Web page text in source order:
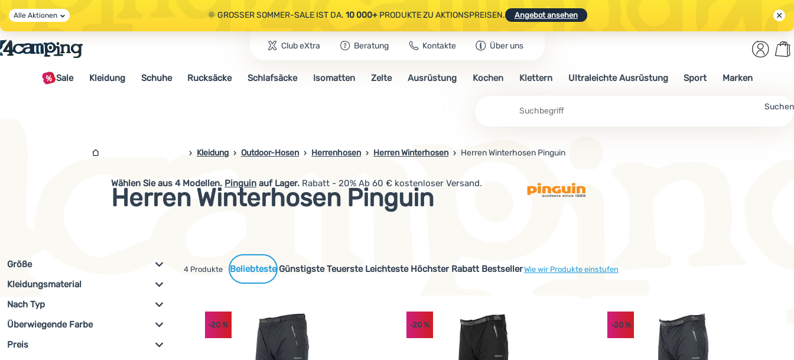
🌞 GROSSER SOMMER-SALE IST DA. 10 000+PRODUKTE ZU AKTIONSPREISEN. Angebot ansehen
🤫 - 10 % AUF AUSGEWÄHLTE CAMPING- & WANDERAUSRÜSTUNG.CODEOUT10NUTZEN.
🌞 GROSSER SOMMER-SALE IST DA.10 000+PRODUKTE ZU AKTIONSPREISEN. Angebot ansehen
Alle Aktionen
Club eXtra Beratung Kontakte Über uns
Suche Suchen
Anmelden
Sale Kleidung Schuhe Rucksäcke Schlafsäcke Isomatten Zelte Ausrüstung Kochen Klettern Ultraleichte Ausrüstung Sport Marken
4camping.at
Kleidung Outdoor-Hosen Herrenhosen Herren Winterhosen Herren Winterhosen Pinguin
Herren Winterhosen Pinguin
Wählen Sie aus 4 Modellen. Pinguin auf Lager. Rabatt - 20% Ab 60 € kostenloser Versand.
Günstigste Teuerste Leichteste Höchster Rabatt BestsellerWie wir Produkte einstufen
Gefundene Produkte
4 Produkte
Filterung nach Parametern und Marken
Größe
S
XXL
Kleidungsmaterial
Gelanots
100% Nylon(2)
Nylon
Nach Typ
Wasserdicht/Membranen
Überwiegende Farbe
Preis
-20 % -20 % -20%